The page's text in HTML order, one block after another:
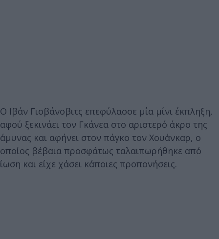
Ο Ιβάν Γιοβάνοβιτς επεφύλασσε μία μίνι έκπληξη,
αφού ξεκινάει τον Γκάνεα στο αριστερό άκρο της
άμυνας και αφήνει στον πάγκο τον Χουάνκαρ, ο
οποίος βέβαια προσφάτως ταλαιπωρήθηκε από
ίωση και είχε χάσει κάποιες προπονήσεις.